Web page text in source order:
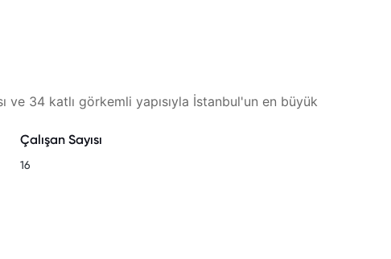
ve 34 katlı görkemli yapısıyla İstanbul'un en büyük
Çalışan Sayısı
16